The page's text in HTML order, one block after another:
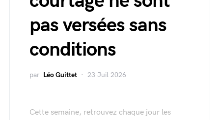
pas versées sans
conditions
par Léo Guittet 23 Juil 2026
Cette semaine, retrouvez chaque jour les